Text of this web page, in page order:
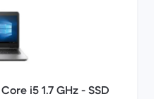
i5 1.7 GHz - SSD